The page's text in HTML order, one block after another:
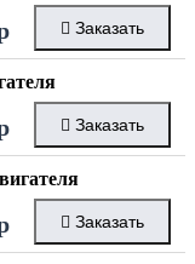
Заказать
Заказать
Заказать